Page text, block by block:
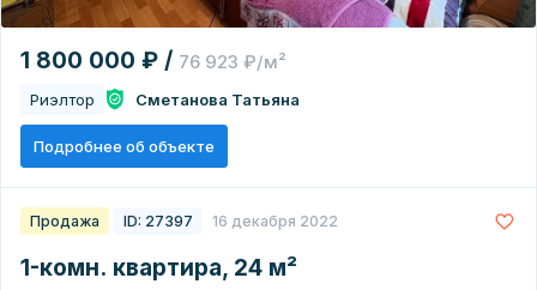
1 800 000 ₽ / 76 923 ₽/м²
Риэлтор Сметанова Татьяна
Подробнее об объекте
Продажа ID: 27397 16 декабря 2022
1-комн. квартира, 24 м²